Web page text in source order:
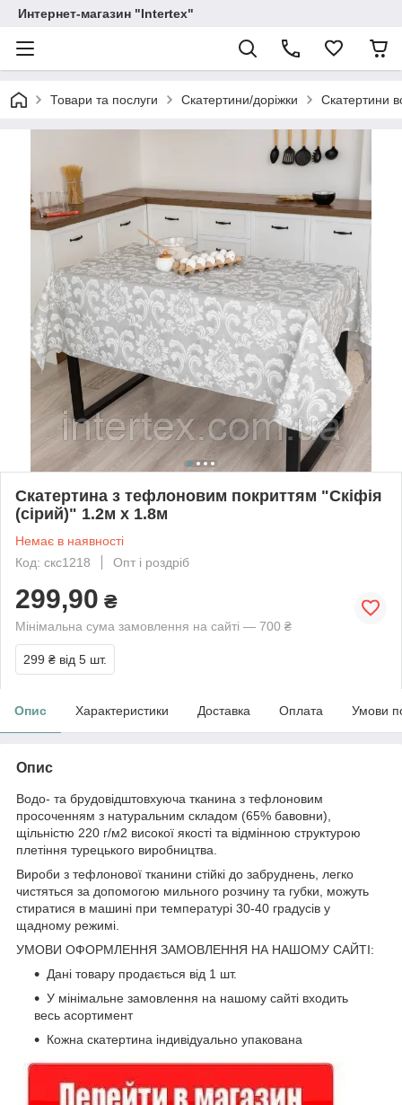
Интернет-магазин "Intertex"
Товари та послуги Скатертини/доріжки Скатертини
Скатертина з тефлоновим покриттям "Скіфія
(сірий)" 1.2м х 1.8м
Немає в наявності
Код: скс1218
Опт і роздріб
299,90 ₴
Мінімальна сума замовлення на сайті — 700 ₴
299 ₴ від 5 шт.
Опис Характеристики Доставка Оплата Умови
Опис
Водо- та брудовідштовхуюча тканина з тефлоновим
просоченням з натуральним складом (65% бавовни),
щільністю 220 г/м2 високої якості та відмінною структурою
плетіння турецького виробництва.
Вироби з тефлонової тканини стійкі до забруднень, легко
чистяться за допомогою мильного розчину та губки, можуть
стиратися в машині при температурі 30-40 градусів у
щадному режимі.
УМОВИ ОФОРМЛЕННЯ ЗАМОВЛЕННЯ НА НАШОМУ САЙТІ:
Дані товару продається від 1 шт.
У мінімальне замовлення на нашому сайті входить
весь асортимент
Кожна скатертина індивідуально упакована